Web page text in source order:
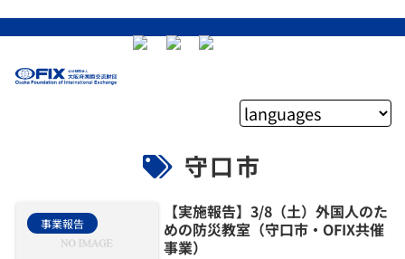
守口市
事業報告
【実施報告】3/8（土）外国人のた
めの防災教室（守口市・OFIX共催
事業）